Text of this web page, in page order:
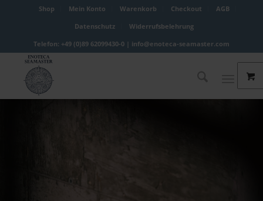
Shop Mein Konto Warenkorb Checkout
AGB
Datenschutz
Widerrufsbelehrung
Telefon: +49 (0)89 62099430-0 | info@enoteca-seamaster.com